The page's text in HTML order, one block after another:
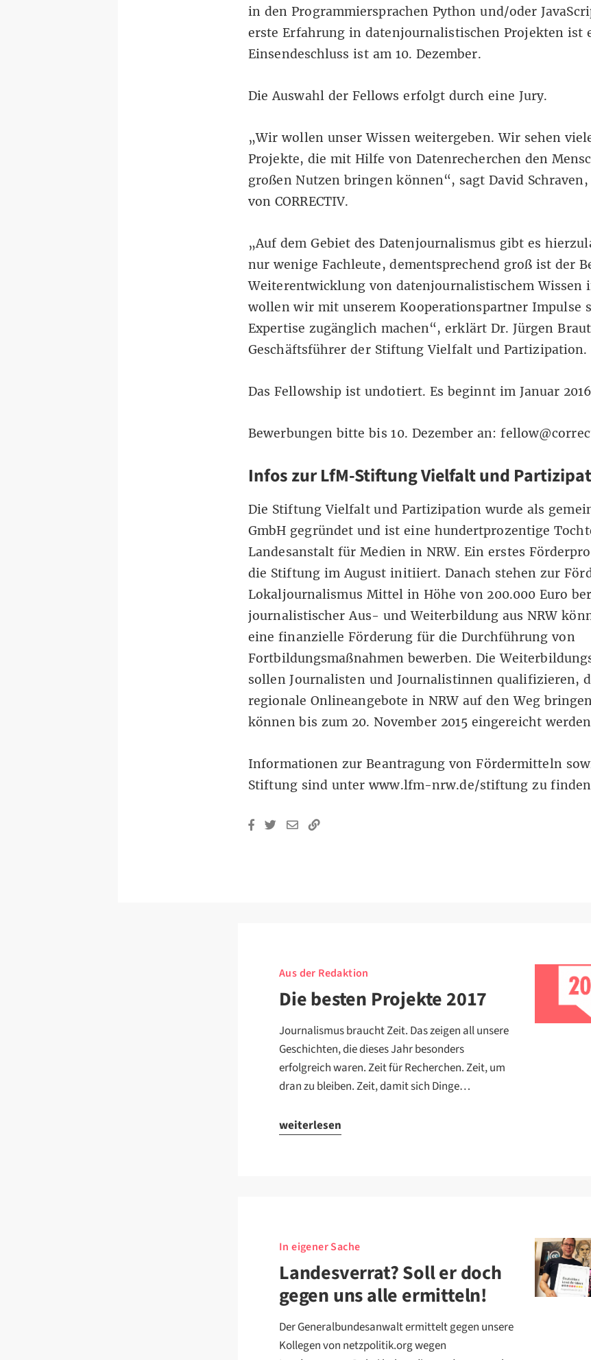
in den Programmiersprachen Python und/oder
erste Erfahrung in datenjournalistischen Projekten ist
Einsendeschluss ist am 10. Dezember.
Die Auswahl der Fellows erfolgt durch eine Jury.
„Wir wollen unser Wissen weitergeben. Wir sehen
Projekte, die mit Hilfe von Datenrecherchen den
großen Nutzen bringen können“, sagt David
von CORRECTIV.
„Auf dem Gebiet des Datenjournalismus gibt es
nur wenige Fachleute, dementsprechend groß ist der
Weiterentwicklung von datenjournalistischem Wissen
wollen wir mit unserem Kooperationspartner Impulse
Expertise zugänglich machen“, erklärt Dr. Jürgen
Geschäftsführer der Stiftung Vielfalt und Partizipation.
Das Fellowship ist undotiert. Es beginnt im Januar
Bewerbungen bitte bis 10. Dezember an:
Infos zur LfM-Stiftung Vielfalt und
Die Stiftung Vielfalt und Partizipation wurde als
GmbH gegründet und ist eine hundertprozentige
Landesanstalt für Medien in NRW. Ein erstes
die Stiftung im August initiiert. Danach stehen zur
Lokaljournalismus Mittel in Höhe von 200.000 Euro
journalistischer Aus- und Weiterbildung aus NRW
eine finanzielle Förderung für die Durchführung von
Fortbildungsmaßnahmen bewerben. Die
sollen Journalisten und Journalistinnen qualifizieren,
regionale Onlineangebote in NRW auf den Weg
können bis zum 20. November 2015 eingereicht
Informationen zur Beantragung von Fördermitteln
Stiftung sind unterwww.lfm-nrw.de/stiftung zu
Aus der Redaktion
Die besten Projekte 2017
Journalismus braucht Zeit. Das zeigen all unsere
Geschichten, die dieses Jahr besonders
erfolgreich waren. Zeit für Recherchen. Zeit, um
dran zu bleiben. Zeit, damit sich Dinge…
weiterlesen
In eigener Sache
Landesverrat? Soll er doch
gegen uns alle ermitteln!
Der Generalbundesanwalt ermittelt gegen unsere
Kollegen von netzpolitik.org wegen